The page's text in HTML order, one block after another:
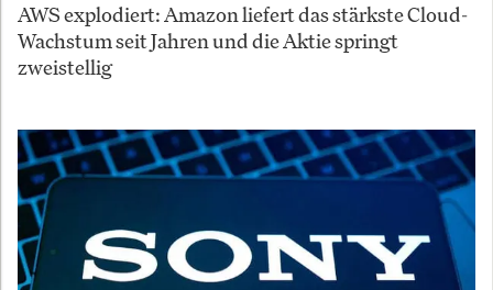
AWS explodiert: Amazon liefert das stärkste Cloud-
Wachstum seit Jahren und die Aktie springt
zweistellig